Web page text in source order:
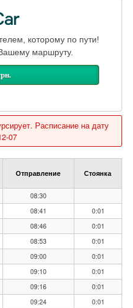
которому по пути!
маршруту.
Расписание на дату
07
Отправление Стоянка
08:30
08:41 0:01
08:46 0:01
08:53 0:01
09:00 0:01
09:10 0:01
09:16 0:01
09:24 0:01